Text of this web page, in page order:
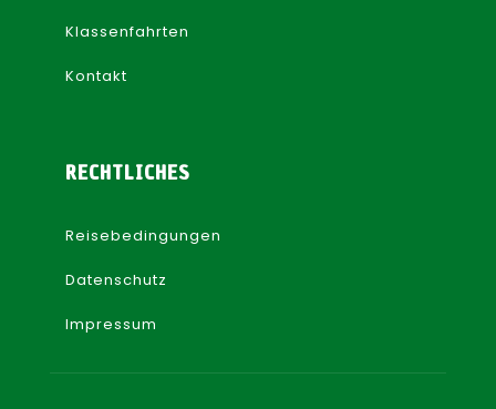
Klassenfahrten
Kontakt
RECHTLICHES
Reisebedingungen
Datenschutz
Impressum